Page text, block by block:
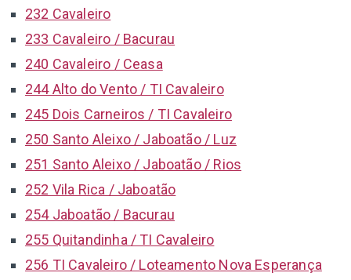
232 Cavaleiro
233 Cavaleiro / Bacurau
240 Cavaleiro / Ceasa
244 Alto do Vento / TI Cavaleiro
245 Dois Carneiros / TI Cavaleiro
250 Santo Aleixo / Jaboatão / Luz
251 Santo Aleixo / Jaboatão / Rios
252 Vila Rica / Jaboatão
254 Jaboatão / Bacurau
255 Quitandinha / TI Cavaleiro
256 TI Cavaleiro / Loteamento Nova Esperança